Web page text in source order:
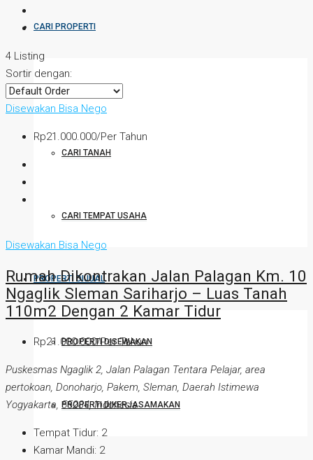
CARI PROPERTI
CARI RUMAH
CARI TANAH
CARI TEMPAT USAHA
PROPERTI DIJUAL
PROPERTI DISEWAKAN
PROPERTI DIKERJASAMAKAN
4 Listing
Sortir dengan:
Disewakan Bisa Nego
Rp21.000.000/Per Tahun
Disewakan Bisa Nego
Rumah Dikontrakan Jalan Palagan Km. 10
Ngaglik Sleman Sariharjo – Luas Tanah
110m2 Dengan 2 Kamar Tidur
Rp21.000.000/Per Tahun
Puskesmas Ngaglik 2, Jalan Palagan Tentara Pelajar, area
pertokoan, Donoharjo, Pakem, Sleman, Daerah Istimewa
Yogyakarta, 55284, Indonesia
Tempat Tidur: 2
Kamar Mandi: 2